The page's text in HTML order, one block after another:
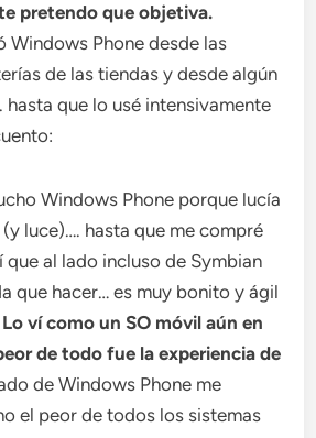
pretendo que objetiva.
Windows Phone desde las
de las tiendas y desde algún
que lo usé intensivamente
Windows Phone porque lucía
luce)…. hasta que me compré
que al lado incluso de Symbian
que hacer… es muy bonito y ágil
Lo ví como un SO móvil aún en
de todo fue la experiencia de
de Windows Phone me
el peor de todos los sistemas